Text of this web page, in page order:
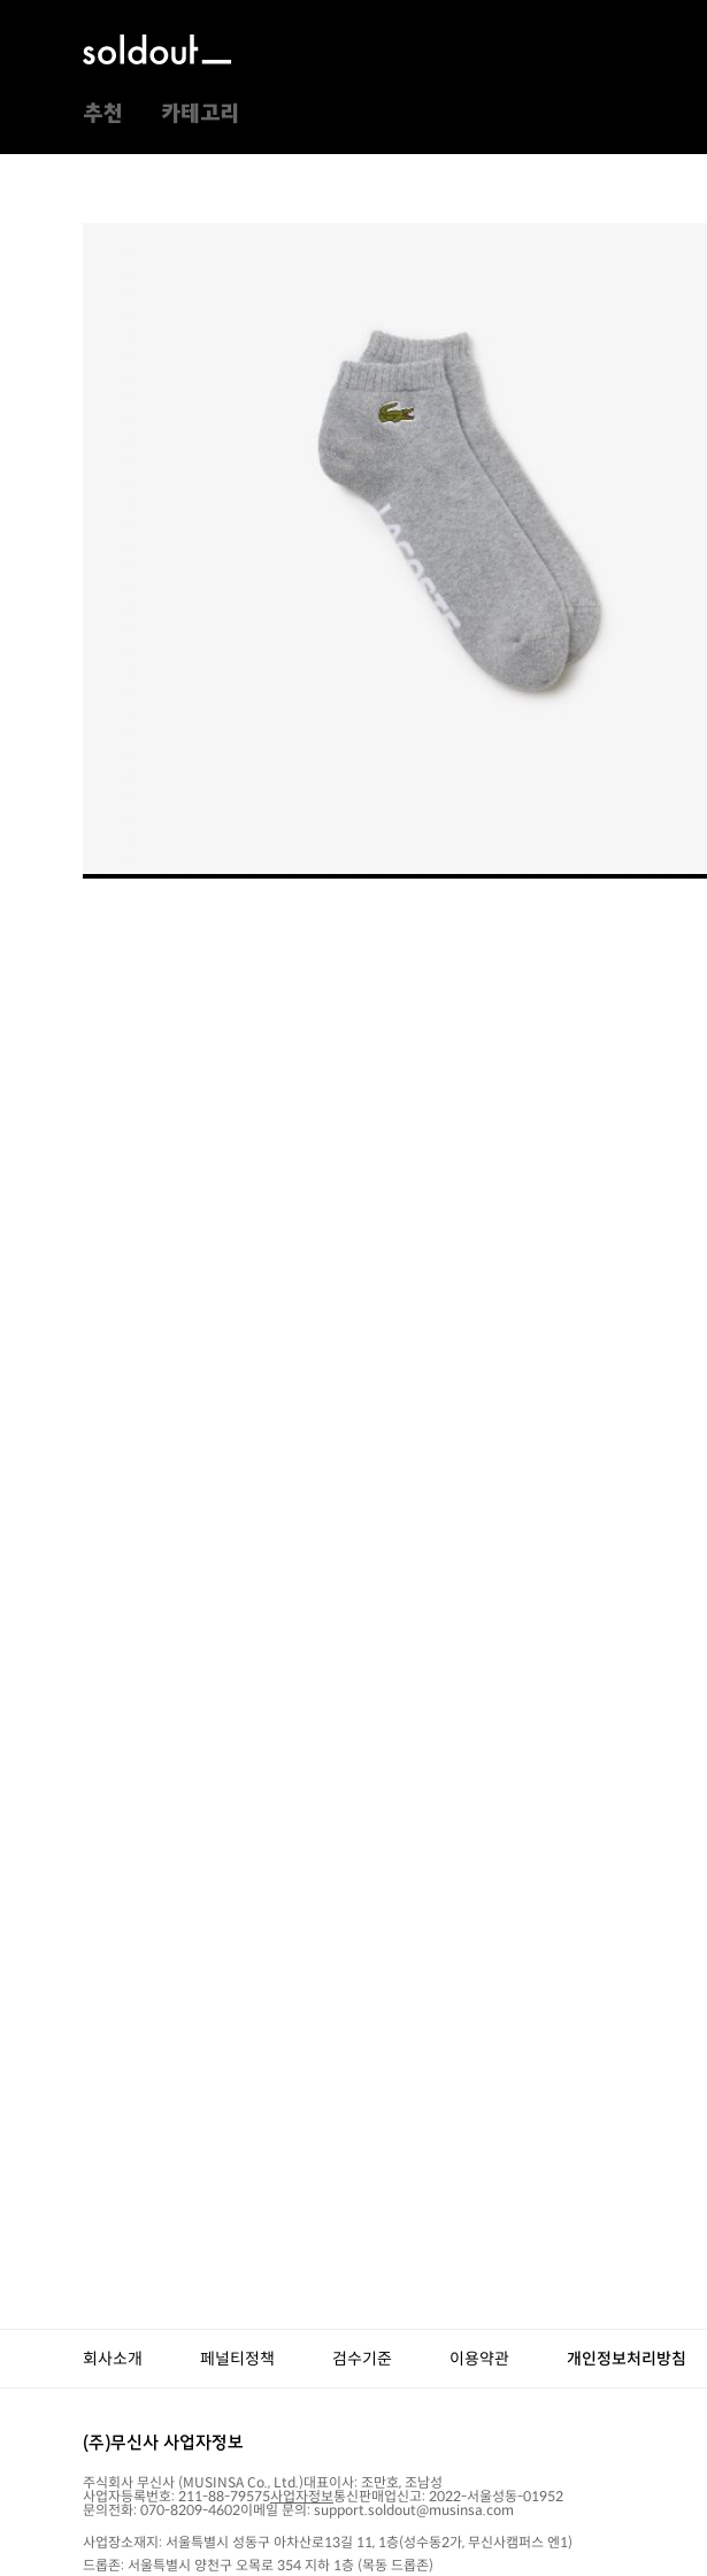
추천 카테고리
회사소개 페널티정책 검수기준 이용약관 개인정보처리방침
(주)무신사 사업자정보
주식회사 무신사 (MUSINSA Co., Ltd.)대표이사: 조만호, 조남성
사업자등록번호: 211-88-79575사업자정보통신판매업신고: 2022-서울성동-01952
문의전화: 070-8209-4602이메일 문의: support.soldout@musinsa.com
사업장소재지: 서울특별시 성동구 아차산로13길 11, 1층(성수동2가, 무신사캠퍼스 엔1)
드롭존: 서울특별시 양천구 오목로 354 지하 1층 (목동 드롭존)